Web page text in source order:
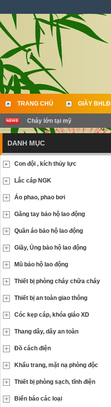
TRANG CHỦ GIẦY BHLĐ
LIÊN HỆ
Cháy lớn tại mỹ
DANH MỤC
Con đội , kích thủy lực
Lắc cáp NGK
Áo phao, phao bơi
Găng tay bảo hộ lao động
Quần áo bảo hộ lao động
Giầy, Ủng bảo hộ lao động
Mũ bảo hộ lao động
Thiết bị phòng cháy chữa cháy
Thiết bị an toàn giao thông
Cóc kẹp cáp, khóa giáo XD
Thang dây, dây an toàn
Đồ cách điện
Khẩu trang, mặt nạ phòng độc
Thiết bị phòng sạch, tĩnh điện
Biển báo các loại